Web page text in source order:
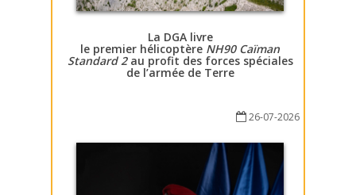
La DGA livre
le premier hélicoptère NH90 Caïman
Standard 2au profit des forces spéciales
de l’armée de Terre
26-07-2026